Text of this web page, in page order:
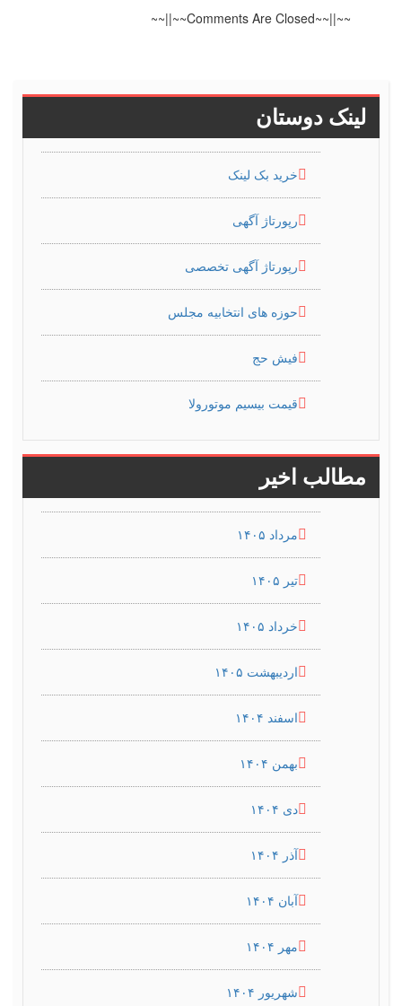
~~||~~Comments Are Closed~~||~~
لینک دوستان
خرید بک لینک
رپورتاژ آگهی
رپورتاژ آگهی تخصصی
حوزه های انتخابیه مجلس
فیش حج
قیمت بیسیم موتورولا
مطالب اخیر
مرداد ۱۴۰۵
تیر ۱۴۰۵
خرداد ۱۴۰۵
اردیبهشت ۱۴۰۵
اسفند ۱۴۰۴
بهمن ۱۴۰۴
دی ۱۴۰۴
آذر ۱۴۰۴
آبان ۱۴۰۴
مهر ۱۴۰۴
شهریور ۱۴۰۴